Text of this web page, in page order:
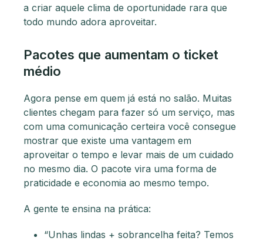
a criar aquele clima de oportunidade rara que
todo mundo adora aproveitar.
Pacotes que aumentam o ticket
médio
Agora pense em quem já está no salão. Muitas
clientes chegam para fazer só um serviço, mas
com uma comunicação certeira você consegue
mostrar que existe uma vantagem em
aproveitar o tempo e levar mais de um cuidado
no mesmo dia. O pacote vira uma forma de
praticidade e economia ao mesmo tempo.
A gente te ensina na prática:
“Unhas lindas + sobrancelha feita? Temos